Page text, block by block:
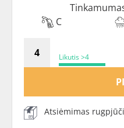
C
Likutis >4
Atsiėmimas